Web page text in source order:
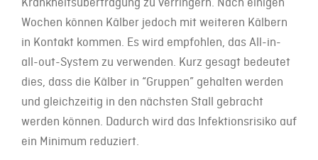
Wochen können Kälber jedoch mit weiteren Kälbern
in Kontakt kommen. Es wird empfohlen, das All-in-
all-out-System zu verwenden. Kurz gesagt bedeutet
dies, dass die Kälber in “Gruppen” gehalten werden
und gleichzeitig in den nächsten Stall gebracht
werden können. Dadurch wird das Infektionsrisiko auf
ein Minimum reduziert.